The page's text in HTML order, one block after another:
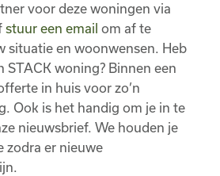
voor deze woningen via
stuur een email om af te
situatie en woonwensen. Heb
STACK woning? Binnen een
in huis voor zo’n
Ook is het handig om je in te
nieuwsbrief. We houden je
zodra er nieuwe